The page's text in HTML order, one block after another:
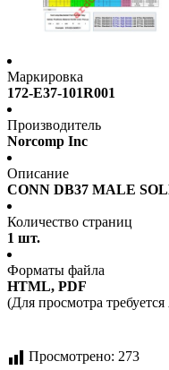
Маркировка
172-E37-101R001
Производитель
Norcomp Inc
Описание
CONN DB37 MALE
Количество страниц
1 шт.
Форматы файла
HTML, PDF
(Для просмотра
Просмотрено: 273